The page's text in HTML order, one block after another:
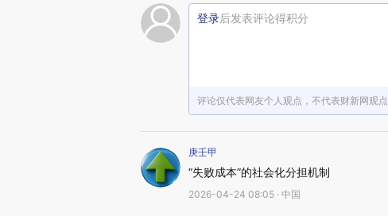
登录后发表评论得积分
评论仅代表网友个人观点，不代表财新网观点
庚壬甲
“失败成本”的社会化分担机制
2026-04-24 08:05 · 中国